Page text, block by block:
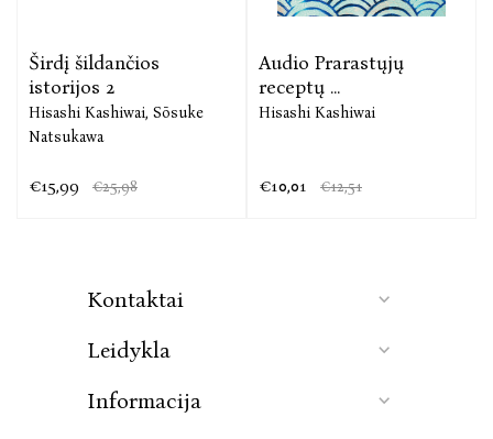
Širdį šildančios
istorijos 2
Hisashi Kashiwai, Sōsuke
Natsukawa
€15,99 €25,98
Audio Prarastųjų
receptų ...
Hisashi Kashiwai
€10,01 €12,51
Kontaktai
Leidykla
Informacija